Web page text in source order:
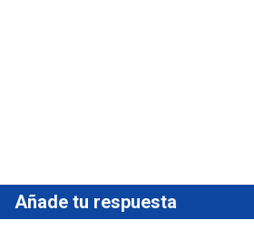
Añade tu respuesta